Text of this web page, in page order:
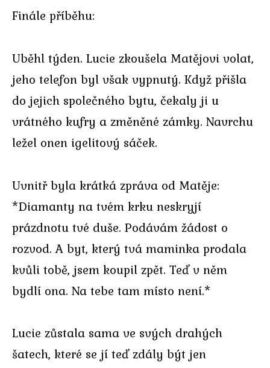
Finále příběhu:
Uběhl týden. Lucie zkoušela Matějovi volat,
jeho telefon byl však vypnutý. Když přišla
do jejich společného bytu, čekaly ji u
vrátného kufry a změněné zámky. Navrchu
ležel onen igelitový sáček.
Uvnitř byla krátká zpráva od Matěje:
*Diamanty na tvém krku neskryjí
prázdnotu tvé duše. Podávám žádost o
rozvod. A byt, který tvá maminka prodala
kvůli tobě, jsem koupil zpět. Teď v něm
bydlí ona. Na tebe tam místo není.*
Lucie zůstala sama ve svých drahých
šatech, které se jí teď zdály být jen